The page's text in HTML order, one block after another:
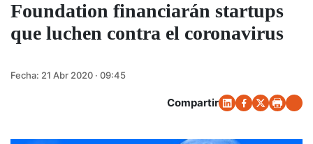
Foundation financiarán startups
que luchen contra el coronavirus
Fecha: 21 Abr 2020 · 09:45
Compartir